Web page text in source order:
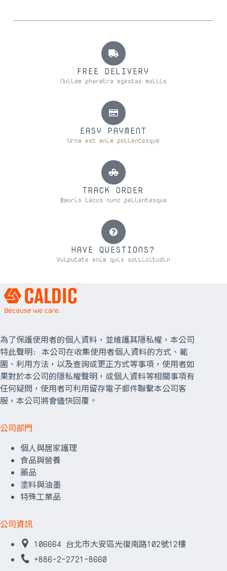
FREE DELIVERY
Nullam pharetra egestas mollis
EASY PAYMENT
Urna est enim pellentesque
TRACK ORDER
Mauris lacus nunc pellentesque
HAVE QUESTIONS?
Vulputate enim quis sollicitudin
為了保護使用者的個人資料，並維護其隱私權，本公司
特此聲明: 本公司在收集使用者個人資料的方式、範
圍、利用方法，以及查詢或更正方式等事項，使用者如
果對於本公司的隱私權聲明，或個人資料等相關事項有
任何疑問，使用者可利用留存電子郵件聯繫本公司客
服，本公司將會儘快回覆。
公司部門
個人與居家護理
食品與營養
藥品
塗料與油墨
特殊工業品
公司資訊
106664 台北市大安區光復南路102號12樓
+886-2-2721-8660